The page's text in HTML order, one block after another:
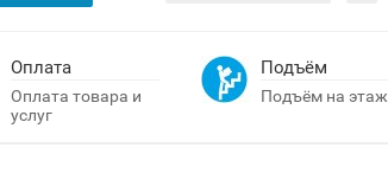
Оплата
Оплата товара и
услуг
Подъём
Подъём на этаж